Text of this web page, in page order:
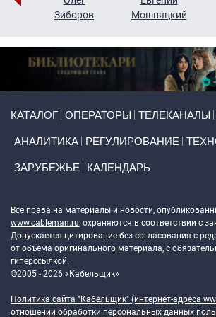
Зиборов
Мошняцкий
КАТАЛОГ ОПЕРАТОРЫ ТЕЛЕКАНАЛЫ
АНАЛИТИКА РЕГУЛИРОВАНИЕ
ЗАРУБЕЖЬЕ КАЛЕНДАРЬ
Все права на материалы и новости,
www.cableman.ru, охраняются в соответствии с
Допускается цитирование без согласования с
от объема оригинального материала, с
гиперссылкой.
©2005 - 2026 «Кабельщик»
Политика сайта "Кабельщик" (интернет-адреса
отношении обработки персональных данных